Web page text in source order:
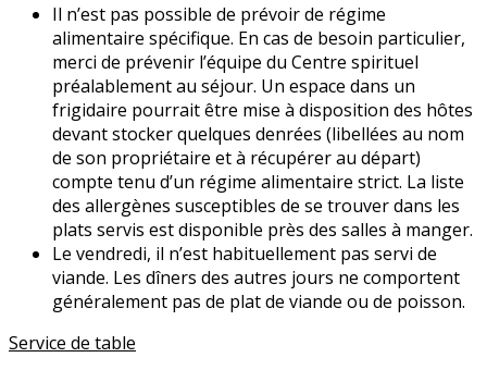
Il n’est pas possible de prévoir de régime
alimentaire spécifique. En cas de besoin particulier,
merci de prévenir l’équipe du Centre spirituel
préalablement au séjour. Un espace dans un
frigidaire pourrait être mise à disposition des hôtes
devant stocker quelques denrées (libellées au nom
de son propriétaire et à récupérer au départ)
compte tenu d’un régime alimentaire strict. La liste
des allergènes susceptibles de se trouver dans les
plats servis est disponible près des salles à manger.
Le vendredi, il n’est habituellement pas servi de
viande. Les dîners des autres jours ne comportent
généralement pas de plat de viande ou de poisson.
Service de table